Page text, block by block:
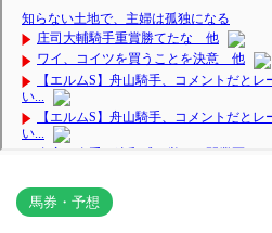
馬券・予想